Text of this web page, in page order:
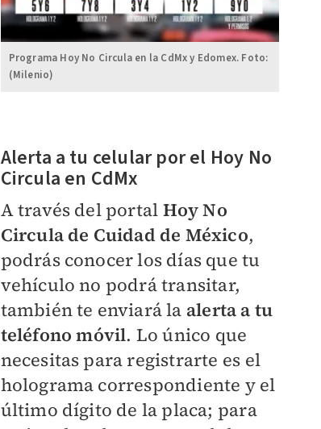
Programa Hoy No Circula en la CdMx y Edomex. Foto:
(Milenio)
Alerta a tu celular por el Hoy No
Circula en CdMx
A través del portal Hoy No
Circula de Cuidad de México,
podrás conocer los días que tu
vehículo no podrá transitar,
también te enviará la alerta a tu
teléfono móvil. Lo único que
necesitas para registrarte es el
holograma correspondiente y el
último dígito de la placa; para